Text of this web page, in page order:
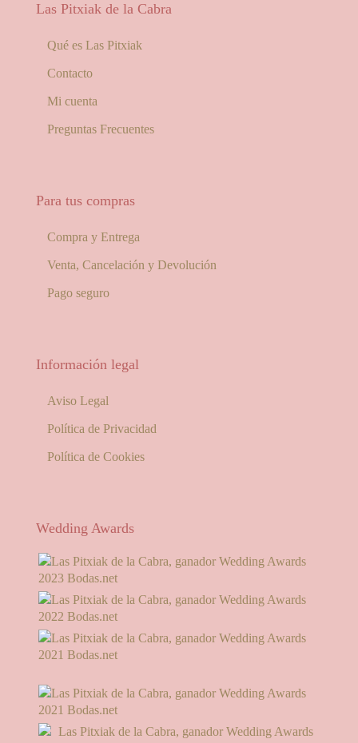
Las Pitxiak de la Cabra
Qué es Las Pitxiak
Contacto
Mi cuenta
Preguntas Frecuentes
Para tus compras
Compra y Entrega
Venta, Cancelación y Devolución
Pago seguro
Información legal
Aviso Legal
Política de Privacidad
Política de Cookies
Wedding Awards